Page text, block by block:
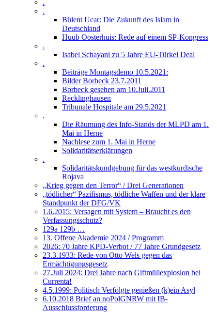
.
.
Bülent Ucar: Die Zukunft des Islam in
Deutschland
Huub Oosterhuis: Rede auf einem SP-Kongress
.
Isabel Schayani zu 5 Jahre EU-Türkei Deal
.
Beiträge Montagsdemo 10.5.2021:
Bilder Borbeck 23.7.2011
Borbeck gesehen am 10.Juli.2011
Recklinghausen
Tribunale Hospitale am 29.5.2021
.
Die Räumung des Info-Stands der MLPD am 1.
Mai in Herne
Nachlese zum 1. Mai in Herne
Solidaritätserklärungen
.
Solidaritätskundgebung für das westkurdische
Rojava
„Krieg gegen den Terror“ / Drei Generationen
„tödlicher“ Pazifismus, tödliche Waffen und der klare
Standpunkt der DFG/VK
1.6.2015: Versagen mit System – Braucht es den
Verfassungsschutz?
129a 129b …
13. Offene Akademie 2024 / Programm
2026: 70 Jahre KPD-Verbot / 77 Jahre Grundgesetz
23.3.1933: Rede von Otto Wels gegen das
Ermächtigungsgesetz
27.Juli 2024: Drei Jahre nach Giftmüllexplosion bei
Currenta!
4.5.1999: Politisch Verfolgte genießen (k)ein Asyl
6.10.2018 Brief an noPolGNRW mit IB-
Ausschlussforderung